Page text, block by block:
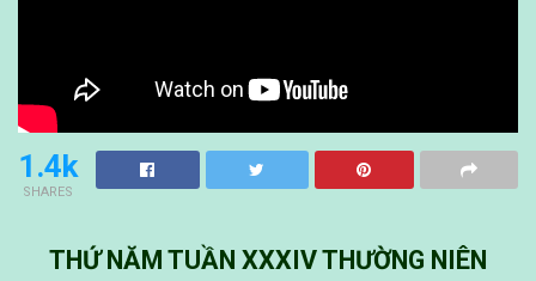
1.4k
SHARES
THỨ NĂM TUẦN XXXIV THƯỜNG NIÊN